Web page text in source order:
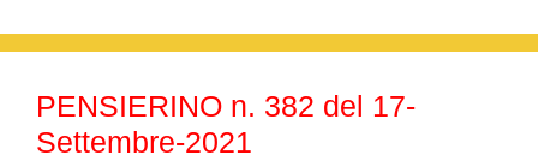
o
o
k
p
p
m di
PENSIERINO n. 382 del 17-
Settembre-2021